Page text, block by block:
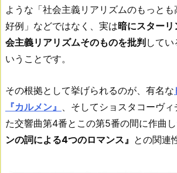
ような「社会主義リアリズムのもっと
好例」などではなく、実は暗にスター
会主義リアリズムそのものを批判 して
いうことです。
その根拠として挙げられるのが、有名な
『カルメン』
、そしてショスタコーヴ
た交響曲第4番とこの第5番の間に作曲
ンの詞による4つのロマンス』 との関連